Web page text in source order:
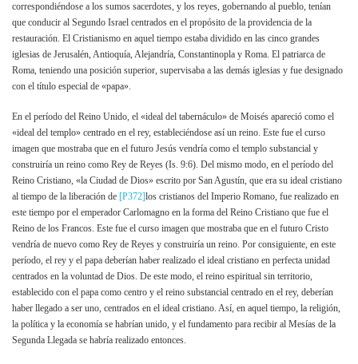
correspondiéndose a los sumos sacerdotes, y los reyes, gobernando al pueblo, tenían
que conducir al Segundo Israel centrados en el propósito de la providencia de la
restauración. El Cristianismo en aquel tiempo estaba dividido en las cinco grandes
iglesias de Jerusalén, Antioquía, Alejandría, Constantinopla y Roma. El patriarca de
Roma, teniendo una posición superior, supervisaba a las demás iglesias y fue designado
con el título especial de «papa».
En el período del Reino Unido, el «ideal del tabernáculo» de Moisés apareció como el
«ideal del templo» centrado en el rey, estableciéndose así un reino. Este fue el curso
imagen que mostraba que en el futuro Jesús vendría como el templo substancial y
construiría un reino como Rey de Reyes (Is. 9:6). Del mismo modo, en el período del
Reino Cristiano, «la Ciudad de Dios» escrito por San Agustín, que era su ideal cristiano
al tiempo de la liberación de [P372]los cristianos del Imperio Romano, fue realizado en
este tiempo por el emperador Carlomagno en la forma del Reino Cristiano que fue el
Reino de los Francos. Este fue el curso imagen que mostraba que en el futuro Cristo
vendría de nuevo como Rey de Reyes y construiría un reino. Por consiguiente, en este
período, el rey y el papa deberían haber realizado el ideal cristiano en perfecta unidad
centrados en la voluntad de Dios. De este modo, el reino espiritual sin territorio,
establecido con el papa como centro y el reino substancial centrado en el rey, deberían
haber llegado a ser uno, centrados en el ideal cristiano. Así, en aquel tiempo, la religión,
la política y la economía se habrían unido, y el fundamento para recibir al Mesías de la
Segunda Llegada se habría realizado entonces.